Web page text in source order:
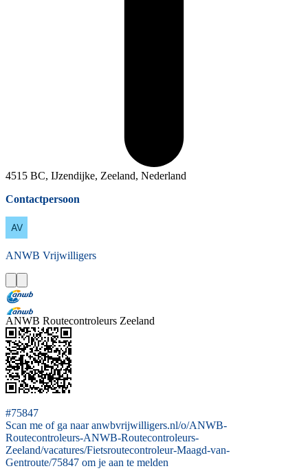
4515 BC, IJzendijke, Zeeland, Nederland
Contactpersoon
ANWB Vrijwilligers
ANWB Routecontroleurs Zeeland
#75847
Scan me of ga naar anwbvrijwilligers.nl/o/ANWB-
Routecontroleurs-ANWB-Routecontroleurs-
Zeeland/vacatures/Fietsroutecontroleur-Maagd-van-
Gentroute/75847 om je aan te melden